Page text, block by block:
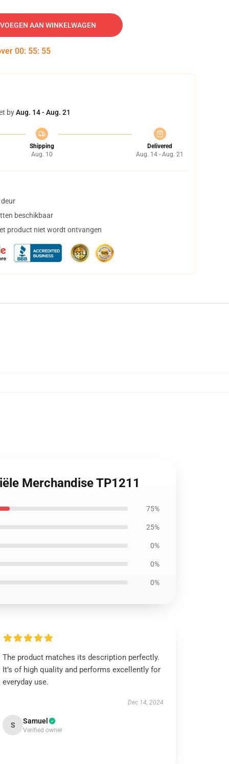
AAN WINKELWAGEN
00: 55: 54
byAug. 14 - Aug. 21
Shipping
Aug. 10
Delivered
Aug. 14 - Aug. 21
beschikbaar
product niet wordt ontvangen
Merchandise TP1211
75%
25%
0%
0%
0%
The product matches its description perfectly.
It’s of high quality and performs excellently for
everyday use.
Dec 14, 2024
S Samuel
Verified owner